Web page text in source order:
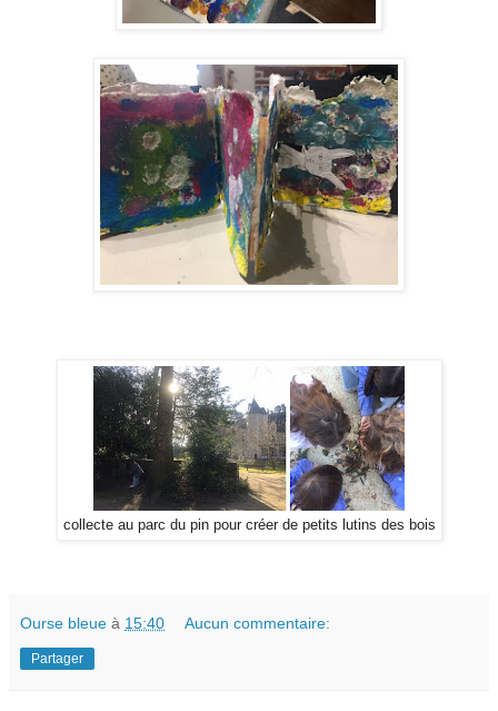
collecte au parc du pin pour créer de petits lutins des bois
Ourse bleue à 15:40 Aucun commentaire:
Partager